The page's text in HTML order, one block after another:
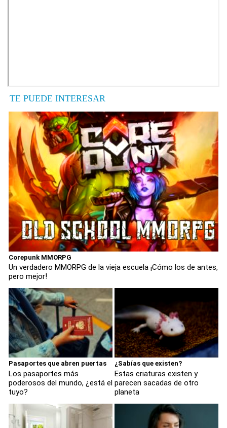
TE PUEDE INTERESAR
Corepunk MMORPG
Un verdadero MMORPG de la vieja escuela ¡Cómo los de antes,
pero mejor!
Pasaportes que abren puertas
Los pasaportes más
poderosos del mundo, ¿está el
tuyo?
¿Sabías que existen?
Estas criaturas existen y
parecen sacadas de otro
planeta